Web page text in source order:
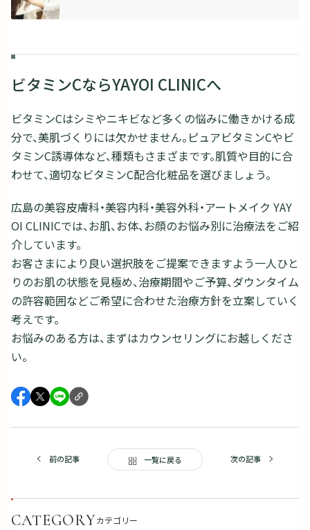
ビタミンCならYAYOI CLINICへ
ビタミンCはシミやニキビなど多くの悩みに働きかける成
分で、美肌づくりには欠かせません。ピュアビタミンCやビ
タミンC誘導体など、種類もさまざまです。肌質や目的に合
わせて、適切なビタミンC配合化粧品を選びましょう。
広島の美容皮膚科・美容内科・美容外科・アートメイク YAY
OI CLINICでは、お肌、お体、お顔のお悩み別に治療法をご紹
介しています。
お客さまにより良い選択肢をご提案できますよう一人ひと
りのお肌の状態を見極め、治療期間やご予算、ダウンタイム
の許容範囲などご希望に合わせた治療方針を立案していく
考えです。
お悩みのある方は、まずはカウンセリングにお越しくださ
い。
前の記事 一覧に戻る 次の記事
CATEGORYカテゴリー